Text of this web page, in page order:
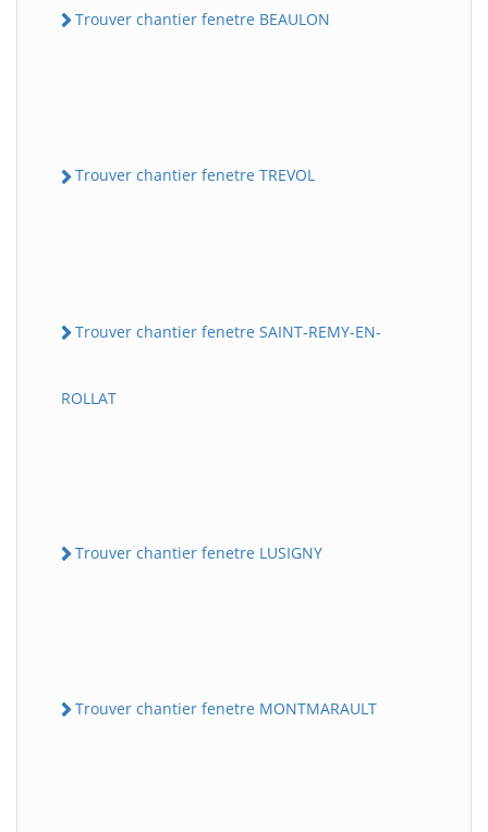
Trouver chantier fenetre BEAULON
Trouver chantier fenetre TREVOL
Trouver chantier fenetre SAINT-REMY-EN-
ROLLAT
Trouver chantier fenetre LUSIGNY
Trouver chantier fenetre MONTMARAULT